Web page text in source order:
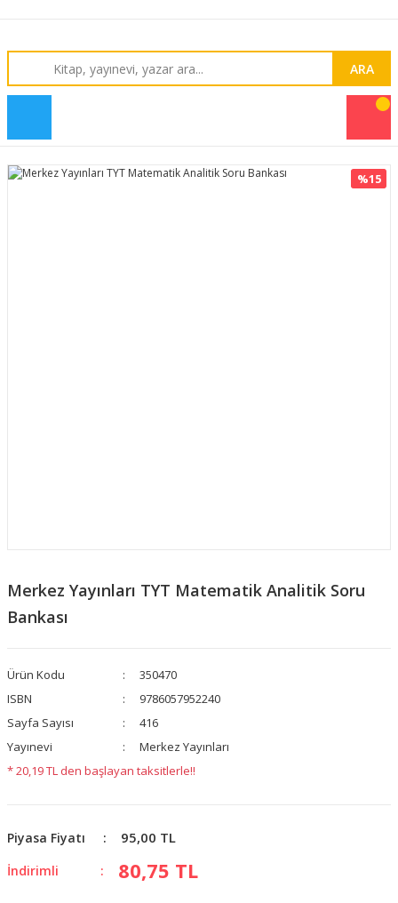
ARA
%15
Merkez Yayınları TYT Matematik Analitik Soru
Bankası
Ürün Kodu
350470
ISBN
9786057952240
Sayfa Sayısı
416
Yayınevi
Merkez Yayınları
* 20,19 TL den başlayan taksitlerle!!
Piyasa Fiyatı 95,00 TL
İndirimli 80,75 TL